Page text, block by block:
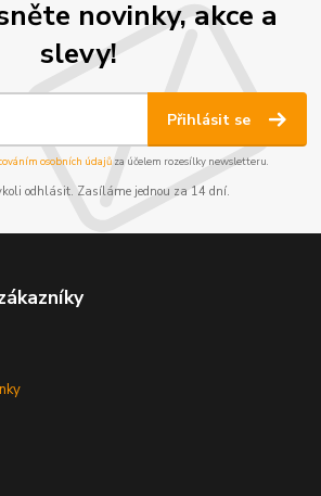
novinky, akce a
slevy!
Přihlásit se
osobních údajůza účelem rozesílky newsletteru.
odhlásit. Zasíláme jednou za 14 dní.